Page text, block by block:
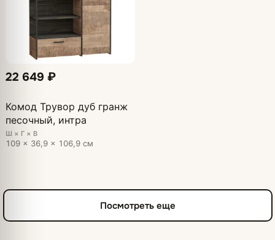
22 649 ₽
Комод Трувор дуб гранж
песочный, интра
Ш × Г × В
109 × 36,9 × 106,9 см
Посмотреть еще